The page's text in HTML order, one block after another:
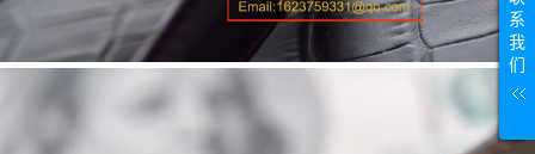
系
我
们